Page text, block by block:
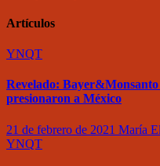
Artículos
YNQT
Revelado:
presionaron a México
21 de febrero de 2021 María
YNQT